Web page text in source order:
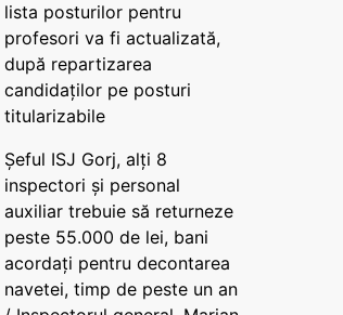
lista posturilor pentru
profesori va fi actualizată,
după repartizarea
candidaților pe posturi
titularizabile
Șeful ISJ Gorj, alți 8
inspectori și personal
auxiliar trebuie să returneze
peste 55.000 de lei, bani
acordați pentru decontarea
navetei, timp de peste un an